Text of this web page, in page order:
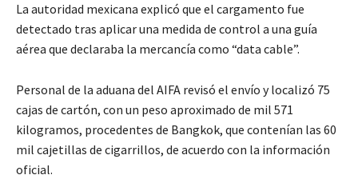
La autoridad mexicana explicó que el cargamento fue
detectado tras aplicar una medida de control a una guía
aérea que declaraba la mercancía como “data cable”.
Personal de la aduana del AIFA revisó el envío y localizó 75
cajas de cartón, con un peso aproximado de mil 571
kilogramos, procedentes de Bangkok, que contenían las 60
mil cajetillas de cigarrillos, de acuerdo con la información
oficial.